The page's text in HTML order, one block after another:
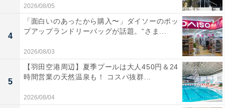
TP-Link WiFi ルーター 無線ルーター AX3000 IPv6対応
2402+574Mbps HE160 EasyMesh Archer AX3000V
【Amazon.co.jp限定】
2026/08/05
4
「面白いのあったから購入〜」ダイソーのポッ
プアップランドリーバッグが話題。“さま...
2026/08/03
5
【羽田空港周辺】夏季プールは大人450円＆24
時間営業の天然温泉も！ コスパ抜群...
2026/08/04